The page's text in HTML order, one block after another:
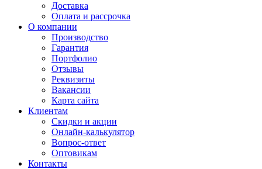
Доставка
Оплата и рассрочка
О компании
Производство
Гарантия
Портфолио
Отзывы
Реквизиты
Вакансии
Карта сайта
Клиентам
Скидки и акции
Онлайн-калькулятор
Вопрос-ответ
Оптовикам
Контакты